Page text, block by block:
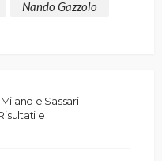
Nando Gazzolo
e Sassari
e